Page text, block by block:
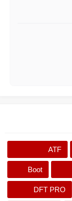
ATF
Boot
DFT PRO